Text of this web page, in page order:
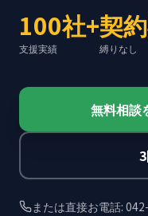
100社+
支援実績
契
縛りなし
無料相談
または直接お電話: